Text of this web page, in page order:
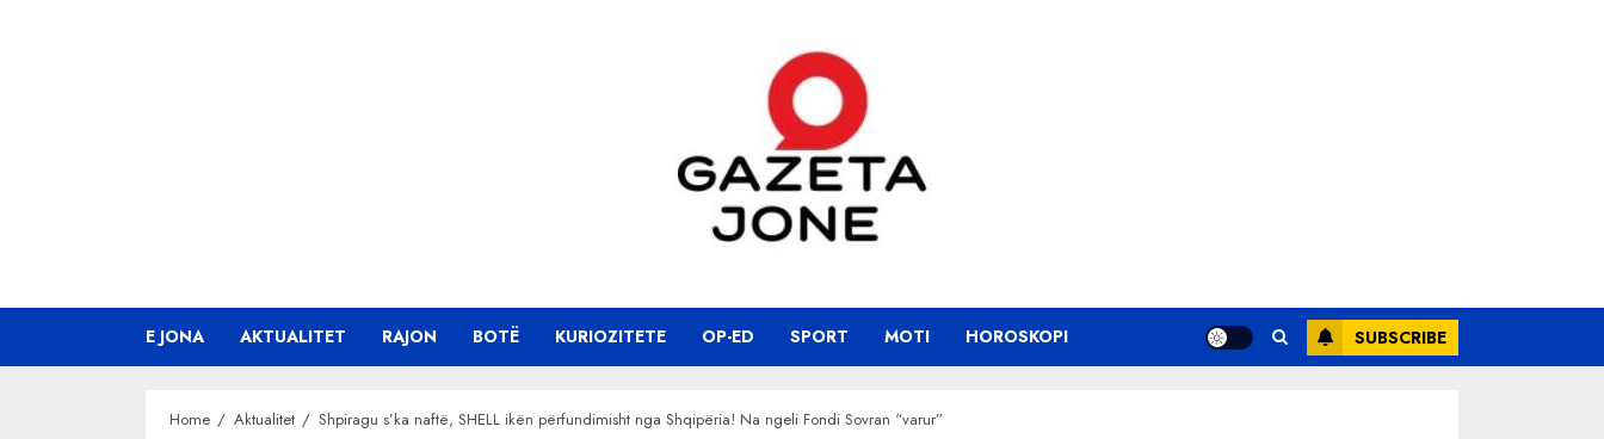
E JONA AKTUALITET RAJON BOTË KURIOZITETE OP-ED SPORT MOTI HOROSKOPI SUBSCRIBE
Home Aktualitet Shpiragu s’ka naftë, SHELL ikën përfundimisht nga Shqipëria! Na ngeli Fondi Sovran “varur”